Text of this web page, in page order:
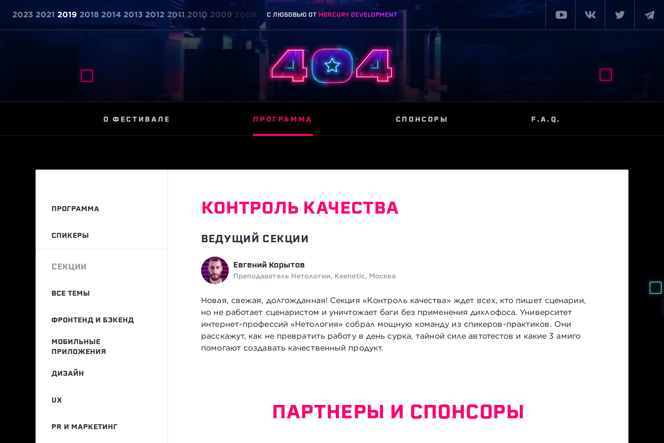
2023 2021 2019 2018 2014 2013 2012 2011 2010 2009 2008 C ЛЮБОВЬЮ ОТ MERCURY DEVELOPMENT
О ФЕСТИВАЛЕ ПРОГРАММА СПОНСОРЫ F.A.Q.
ПРОГРАММА
СПИКЕРЫ
СЕКЦИИ
ВСЕ ТЕМЫ
ФРОНТЕНД И БЭКЕНД
МОБИЛЬНЫЕ
ПРИЛОЖЕНИЯ
ДИЗАЙН
UX
PR И МАРКЕТИНГ
КОНТРОЛЬ КАЧЕСТВА
ВЕДУЩИЙ СЕКЦИИ
Евгений Корытов
Преподаватель Нетологии, Keenetic, Москва
Новая, свежая, долгожданная! Секция «Контроль качества» ждет всех, кто пишет сценарии,
но не работает сценаристом и уничтожает баги без применения дихлофоса. Университет
интернет-профессий «Нетология» собрал мощную команду из спикеров-практиков. Они
расскажут, как не превратить работу в день сурка, тайной силе автотестов и какие 3 амиго
помогают создавать качественный продукт.
ПАРТНЕРЫ И СПОНСОРЫ